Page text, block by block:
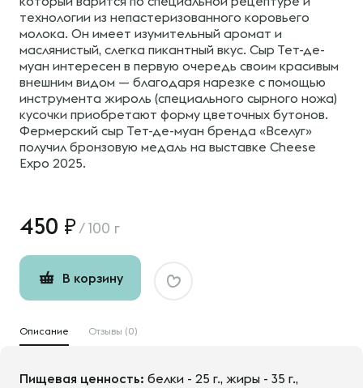
технологии из непастеризованного коровьего
молока. Он имеет изумительный аромат и
маслянистый, слегка пикантный вкус. Сыр Тет-де-
муан интересен в первую очередь своим красивым
внешним видом — благодаря нарезке с помощью
инструмента жироль (специального сырного ножа)
кусочки приобретают форму цветочных бутонов.
Фермерский сыр Тет-де-муан бренда «Вселуг»
получил бронзовую медаль на выставке Cheese
Expo 2025.
450 / 100 г
В корзину
Описание Отзывы (0)
Пищевая ценность: белки - 25 г., жиры - 35 г.,